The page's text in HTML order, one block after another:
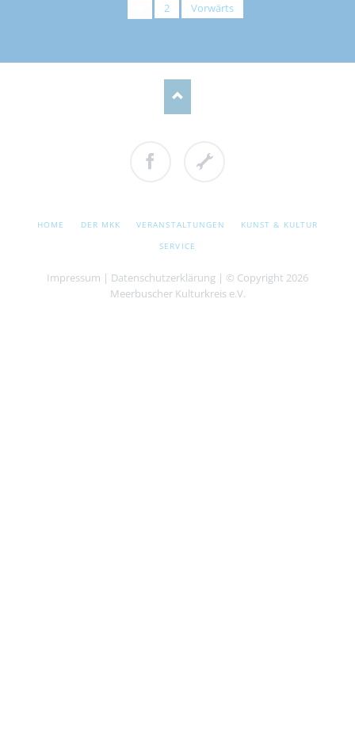
2 Vorwärts
NAVIGATION
HOME DER MKK VERANSTALTUNGEN
KUNST & KULTUR
SERVICE
Impressum | Datenschutzerklärung | © Copyright 2026
Meerbuscher Kulturkreis e.V.